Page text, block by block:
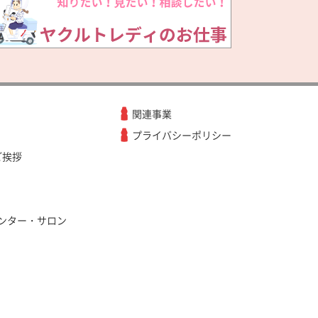
拶
ター・サロン
関連事業
プライバシーポリシー